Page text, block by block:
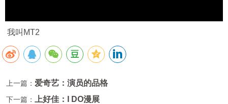
我叫MT2
上一篇： 爱奇艺：演员的品格
下一篇： 上好佳：I DO漫展